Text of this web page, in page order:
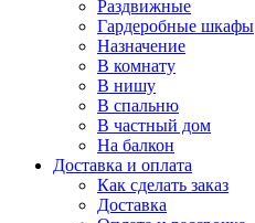
Раздвижные
Гардеробные шкафы
Назначение
В комнату
В нишу
В спальню
В частный дом
На балкон
Доставка и оплата
Как сделать заказ
Доставка